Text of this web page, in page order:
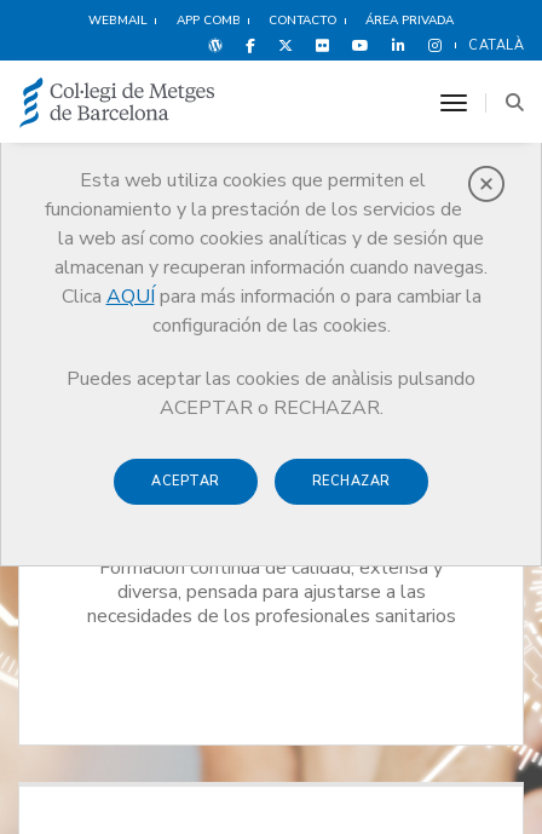
WEBMAIL APP COMB CONTACTO ÁREA PRIVADA
CATALÀ
Esta web utiliza cookies que permiten el
funcionamiento y la prestación de los servicios de
la web así como cookies analíticas y de sesión que
almacenan y recuperan información cuando navegas.
Clica AQUÍ para más información o para cambiar la
configuración de las cookies.
Puedes aceptar las cookies de anàlisis pulsando
ACEPTAR o RECHAZAR.
ACEPTAR RECHAZAR
toggle
Formación
Oferta formativa competitiva e
innovadora que se ajusta a tus
intereses y necesidades
Formación continua de calidad, extensa y
diversa, pensada para ajustarse a las
necesidades de los profesionales sanitarios